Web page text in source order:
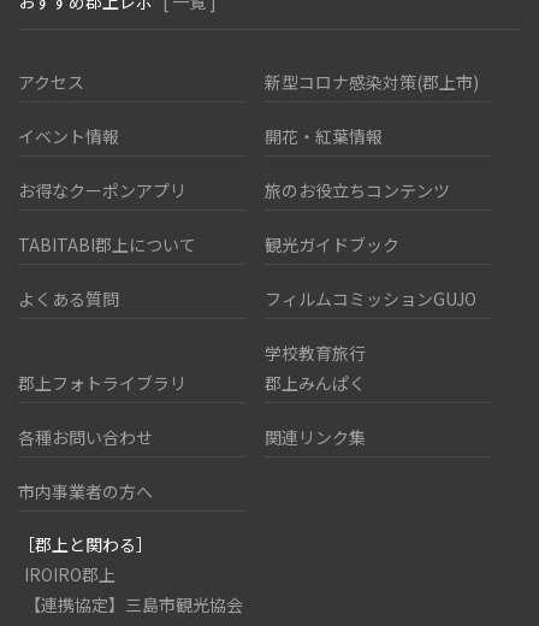
アクセス 新型コロナ感染対策(郡上市)
イベント情報 開花・紅葉情報
お得なクーポンアプリ 旅のお役立ちコンテンツ
TABITABI郡上について 観光ガイドブック
よくある質問 フィルムコミッションGUJO
郡上フォトライブラリ
学校教育旅行
郡上みんぱく
各種お問い合わせ 関連リンク集
市内事業者の方へ
［郡上と関わる］
IROIRO郡上
【連携協定】三島市観光協会